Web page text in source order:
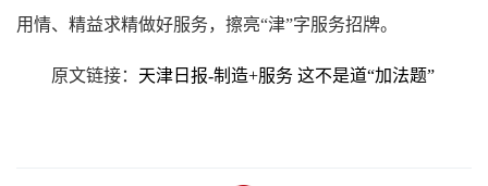
用情、精益求精做好服务，擦亮“津”字服务招牌。
原文链接： 天津日报-制造+服务 这不是道“加法题”